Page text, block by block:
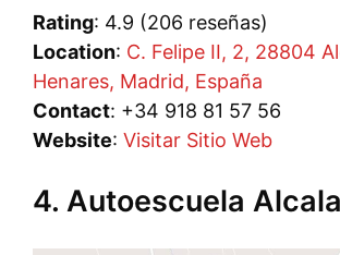
Rating: 4.9 (206 reseñas)
Location: C. Felipe II, 2, 28804
Henares, Madrid, España
Contact: +34 918 81 57 56
Website: Visitar Sitio Web
4. Autoescuela